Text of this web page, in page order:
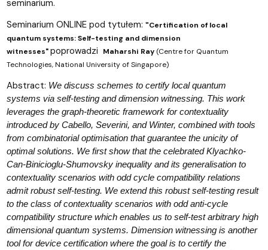
seminarium.
Seminarium ONLINE pod tytułem: "Certification of local
quantum systems: Self-testing and dimension
witnesses"poprowadzi Maharshi Ray (Centre for Quantum
Technologies, National University of Singapore)
Abstract: We discuss schemes to certify local quantum
systems via self-testing and dimension witnessing. This work
leverages the graph-theoretic framework for contextuality
introduced by Cabello, Severini, and Winter, combined with tools
from combinatorial optimisation that guarantee the unicity of
optimal solutions. We first show that the celebrated Klyachko-
Can-Binicioglu-Shumovsky inequality and its generalisation to
contextuality scenarios with odd cycle compatibility relations
admit robust self-testing. We extend this robust self-testing result
to the class of contextuality scenarios with odd anti-cycle
compatibility structure which enables us to self-test arbitrary high
dimensional quantum systems. Dimension witnessing is another
tool for device certification where the goal is to certify the